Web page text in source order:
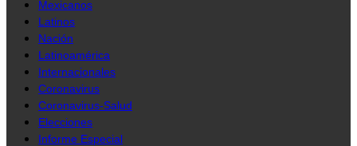
Mexicanos
Latinos
Nación
Latinoamérica
Internacionales
Coronavirus
Coronavirus-Salud
Elecciones
Informe Especial